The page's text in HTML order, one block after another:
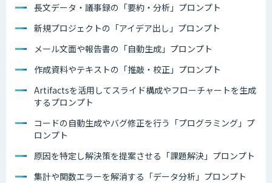
長文データ・議事録の「要約・分析」プロンプト
新規プロジェクトの「アイデア出し」プロンプト
メール文面や報告書の「自動生成」プロンプト
作成資料やテキストの「推敲・校正」プロンプト
Artifactsを活用してスライド構成やフローチャートを生成
するプロンプト
コードの自動生成やバグ修正を行う「プログラミング」プ
ロンプト
原因を特定し解決策を提案させる「課題解決」プロンプト
集計や関数エラーを解消する「データ分析」プロンプト